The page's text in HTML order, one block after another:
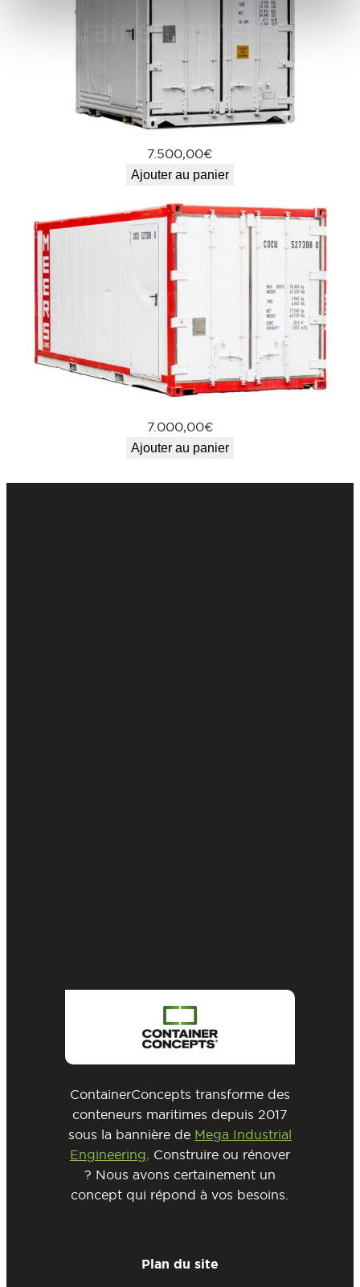
7.500,00€
Ajouter au panier
7.000,00€
Ajouter au panier
ContainerConcepts transforme des
conteneurs maritimes depuis 2017
sous la bannière de Mega Industrial
Engineering . Construire ou rénover
? Nous avons certainement un
concept qui répond à vos besoins.
Plan du site